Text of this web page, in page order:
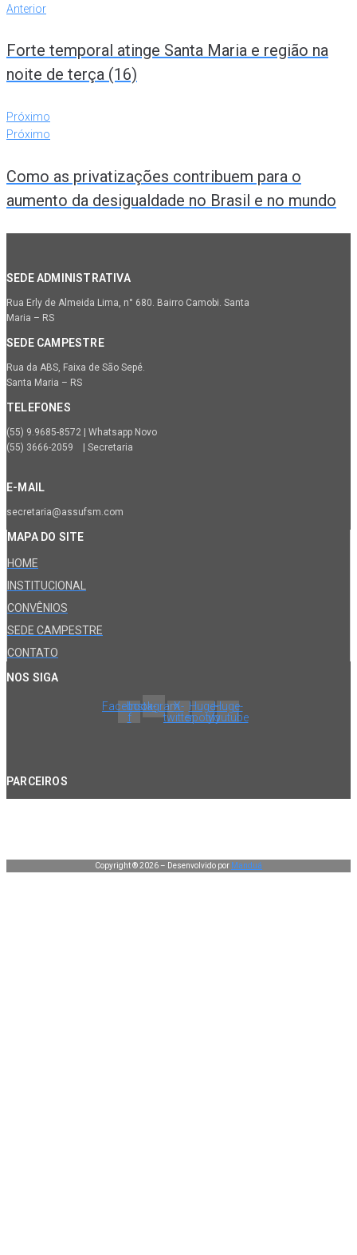
Anterior
Forte temporal atinge Santa Maria e região na
noite de terça (16)
Próximo
Próximo
Como as privatizações contribuem para o
aumento da desigualdade no Brasil e no mundo
SEDE ADMINISTRATIVA
Rua Erly de Almeida Lima, n° 680. Bairro Camobi. Santa
Maria – RS
SEDE CAMPESTRE
Rua da ABS, Faixa de São Sepé.
Santa Maria – RS
TELEFONES
(55) 9.9685-8572 | Whatsapp Novo
(55) 3666-2059 | Secretaria
E-MAIL
secretaria@assufsm.com
MAPA DO SITE
HOME
INSTITUCIONAL
CONVÊNIOS
SEDE CAMPESTRE
CONTATO
NOS SIGA
Facebook-
f
InstagramX-
twitter
Huge-
spotify
Huge-
youtube
PARCEIROS
Copyright ® 2026 – Desenvolvido por Manduá